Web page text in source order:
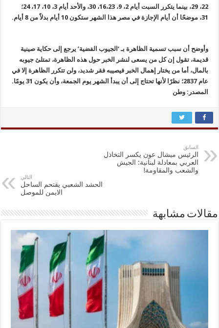
22، 29، بينما يتكرر السبت أيام 2، 9، 16،23، 30، والأحد أيام 3، 10، 17، 24؛
31، موضحًا أن أيام الإجازة في مصر هذا الشهر ستكون 10 أيام بدلاً من 8 أيام.
وأوضح أن سبب تسمية الظاهرة بـ ‘الجيوب الفضية’ يرجع إلى حكاية صينية
قديمة، تقول إن كل من يسعى لنشر الخبر حول هذه الظاهرة، تمتلئ جيوبه
بالمال، أما من يختار إهمال الخبر فيصيبه فقر شديد، ولن تتكرر الظاهرة إلا في
عام 2837؛ نظرًا لأنها تحتاج إلى أن يبدأ الشهر يوم الجمعة، وأن يكون 31 يومًا.
المصدر: وطن
السابق
الرئيس ميشال عون يكسر التخاذل
العربي بمعادلة لبنانية: الجيش
والشعب والمقاومة!
التالي
الحشد الشعبي يقتحم الساحل
الايمن للموصل
مقالات مشابهة